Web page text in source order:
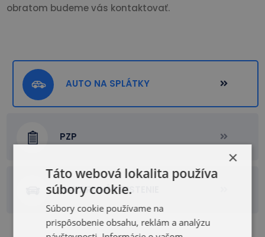
obratom budeme vás kontaktovať.
AUTO NA SPLÁTKY
PZP
HAVARIJNÉ POISTENIE
×
Táto webová lokalita používa
súbory cookie.
Súbory cookie používame na
prispôsobenie obsahu, reklám a analýzu